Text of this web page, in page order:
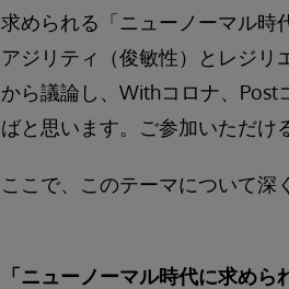
求められる「ニューノーマル時
アジリティ（俊敏性）とレジリ
から議論し、Withコロナ、Post
ばと思います。ご参加いただけ
ここで、このテーマについて深
「ニューノーマル時代に求め